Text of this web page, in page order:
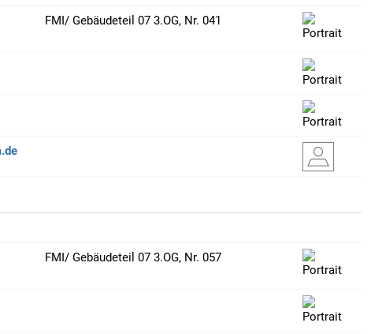
FMI/ Gebäudeteil 07 3.OG, Nr. 041
FMI/ Gebäudeteil 07 3.OG, Nr. 057